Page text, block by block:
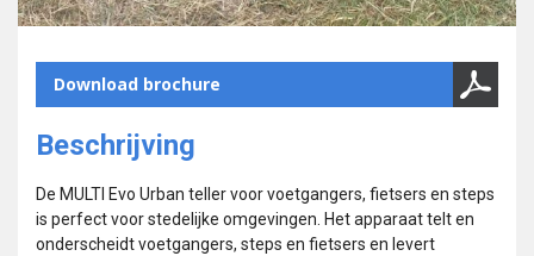
Download brochure
Beschrijving
De MULTI Evo Urban teller voor voetgangers, fietsers en steps
is perfect voor stedelijke omgevingen. Het apparaat telt en
onderscheidt voetgangers, steps en fietsers en levert